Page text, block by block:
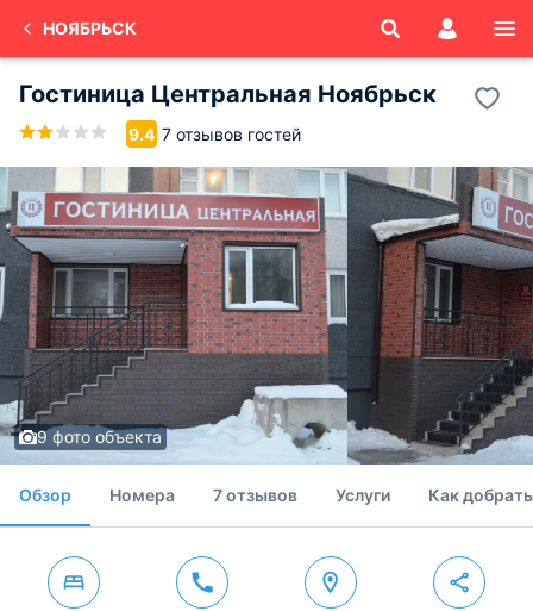
НОЯБРЬСК
Гостиница Центральная Ноябрьск
9.4 7 отзывов гостей
9 фото объекта
Обзор Номера 7 отзывов Услуги Как